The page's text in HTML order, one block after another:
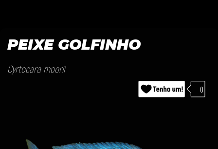
PEIXE GOLFINHO
Cyrtocara moorii
0